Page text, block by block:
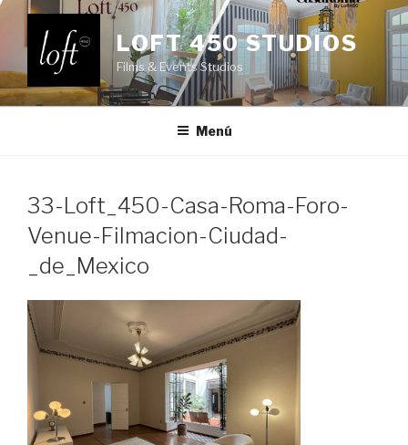
Saltar
contenido
LOFT 450 STUDIOS
Films & Events Studios
Menú
33-Loft_450-Casa-Roma-Foro-
Venue-Filmacion-Ciudad-
_de_Mexico